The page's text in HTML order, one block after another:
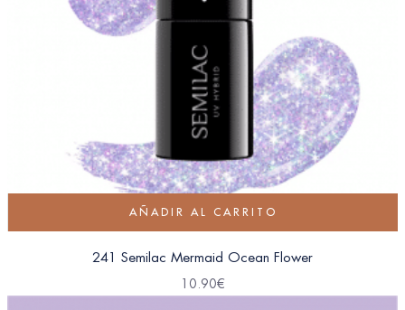
AÑADIR AL CARRITO
241 Semilac Mermaid Ocean Flower
10.90€